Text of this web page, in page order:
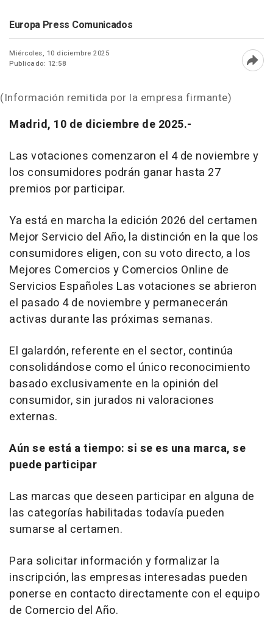
Europa Press Comunicados
Miércoles, 10 diciembre 2025
Publicado: 12:58
(Información remitida por la empresa firmante)
Madrid, 10 de diciembre de 2025.-
Las votaciones comenzaron el 4 de noviembre y
los consumidores podrán ganar hasta 27
premios por participar.
Ya está en marcha la edición 2026 del certamen
Mejor Servicio del Año, la distinción en la que los
consumidores eligen, con su voto directo, a los
Mejores Comercios y Comercios Online de
Servicios Españoles Las votaciones se abrieron
el pasado 4 de noviembre y permanecerán
activas durante las próximas semanas.
El galardón, referente en el sector, continúa
consolidándose como el único reconocimiento
basado exclusivamente en la opinión del
consumidor, sin jurados ni valoraciones
externas.
Aún se está a tiempo: si se es una marca, se
puede participar
Las marcas que deseen participar en alguna de
las categorías habilitadas todavía pueden
sumarse al certamen.
Para solicitar información y formalizar la
inscripción, las empresas interesadas pueden
ponerse en contacto directamente con el equipo
de Comercio del Año.